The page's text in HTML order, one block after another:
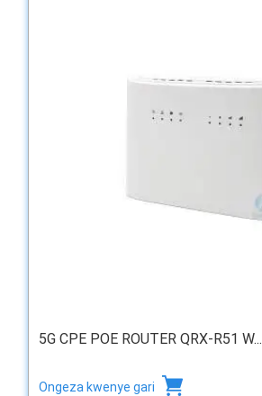
5G CPE POE ROUTER QRX-R51 W...
Ongeza kwenye gari